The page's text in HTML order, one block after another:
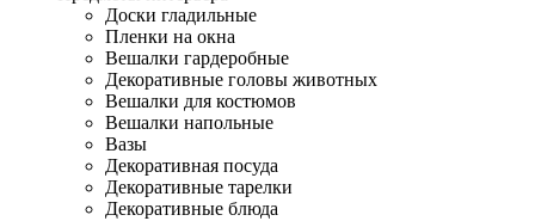
Доски гладильные
Пленки на окна
Вешалки гардеробные
Декоративные головы животных
Вешалки для костюмов
Вешалки напольные
Вазы
Декоративная посуда
Декоративные тарелки
Декоративные блюда